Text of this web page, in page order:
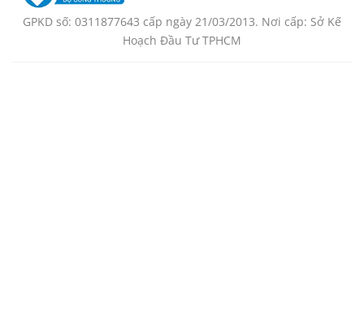
GPKD số: 0311877643 cấp ngày 21/03/2013. Nơi cấp: Sở Kế
Hoạch Đầu Tư TPHCM